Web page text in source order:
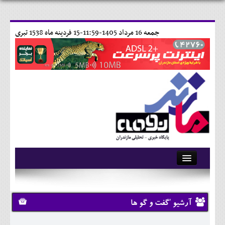
15 فردينه ماه 1538 تبری جمعه 16 مرداد 1405-11:59-
آرشیو
تماس با ما
وبلاگ
آرشیو 'گفت و گو ها